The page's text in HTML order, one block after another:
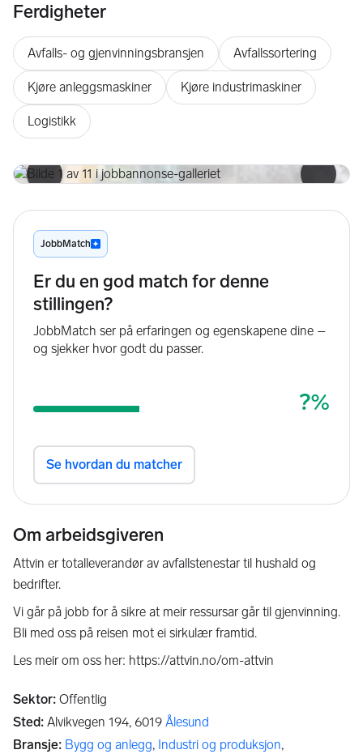
Ferdigheter
Avfalls- og gjenvinningsbransjen Avfallssortering
Kjøre anleggsmaskiner Kjøre industrimaskiner
Logistikk
Forrige bilde Neste
Om arbeidsgiveren
Attvin er totalleverandør av avfallstenestar til hushald og
bedrifter.
Vi går på jobb for å sikre at meir ressursar går til gjenvinning.
Bli med oss på reisen mot ei sirkulær framtid.
Les meir om oss her: https://attvin.no/om-attvin
Sektor: Offentlig
Sted: Alvikvegen 194, 6019 Ålesund
Bransje: Bygg og anlegg, Industri og produksjon,